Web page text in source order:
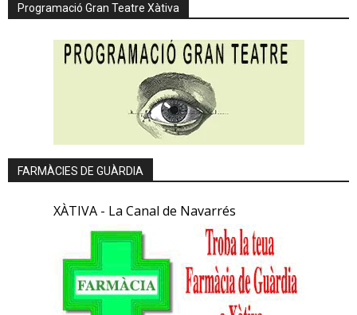
Programació Gran Teatre Xàtiva
FARMÀCIES DE GUÀRDIA
XÀTIVA - La Canal de Navarrés